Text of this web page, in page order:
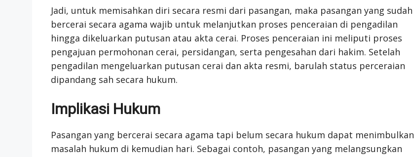
Jadi, untuk memisahkan diri secara resmi dari pasangan, maka pasangan yang sudah
bercerai secara agama wajib untuk melanjutkan proses penceraian di pengadilan
hingga dikeluarkan putusan atau akta cerai. Proses penceraian ini meliputi proses
pengajuan permohonan cerai, persidangan, serta pengesahan dari hakim. Setelah
pengadilan mengeluarkan putusan cerai dan akta resmi, barulah status perceraian
dipandang sah secara hukum.
Implikasi Hukum
Pasangan yang bercerai secara agama tapi belum secara hukum dapat menimbulkan
masalah hukum di kemudian hari. Sebagai contoh, pasangan yang melangsungkan